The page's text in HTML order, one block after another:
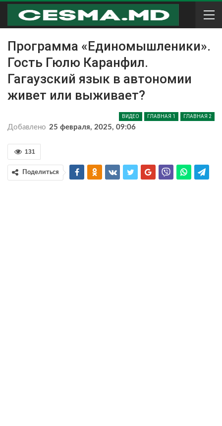
Программа «Единомышленики».
Гость Гюлю Каранфил.
Гагаузский язык в автономии
живет или выживает?
ВИДЕО ГЛАВНАЯ 1 ГЛАВНАЯ 2
Добавлено 25 февраля, 2025, 09:06
131
Поделиться